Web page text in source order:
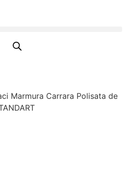
Marmura Carrara Polisata de